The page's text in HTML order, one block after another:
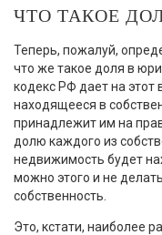
ЧТО ТАКОЕ
Теперь, пожалуй,
что же такое доля в
кодекс РФ дает на этот
находящееся в
принадлежит им на
долю каждого из
недвижимость будет
можно этого и не
собственность.
Это, кстати, наиболее